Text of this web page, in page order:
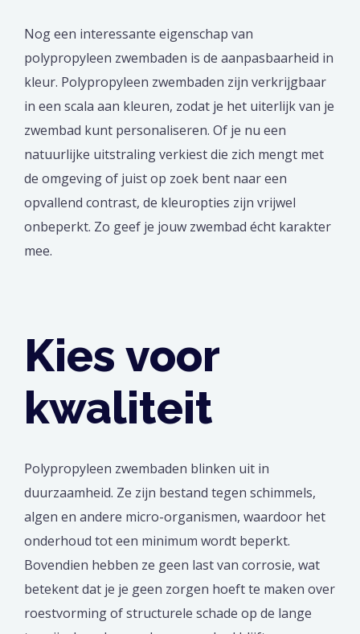
Nog een interessante eigenschap van
polypropyleen zwembaden is de aanpasbaarheid in
kleur. Polypropyleen zwembaden zijn verkrijgbaar
in een scala aan kleuren, zodat je het uiterlijk van je
zwembad kunt personaliseren. Of je nu een
natuurlijke uitstraling verkiest die zich mengt met
de omgeving of juist op zoek bent naar een
opvallend contrast, de kleuropties zijn vrijwel
onbeperkt. Zo geef je jouw zwembad écht karakter
mee.
Kies voor
kwaliteit
Polypropyleen zwembaden blinken uit in
duurzaamheid. Ze zijn bestand tegen schimmels,
algen en andere micro-organismen, waardoor het
onderhoud tot een minimum wordt beperkt.
Bovendien hebben ze geen last van corrosie, wat
betekent dat je je geen zorgen hoeft te maken over
roestvorming of structurele schade op de lange